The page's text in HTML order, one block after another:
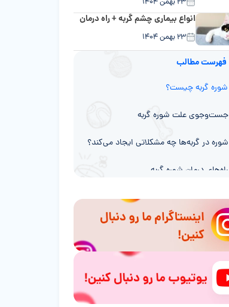
انواع بیماری چشم گربه + راه درمان
۲۳ بهمن ۱۴۰۴
فهرست مطالب
شوره گربه چیست؟
جست‌وجوی علت شوره گربه
شوره در گربه‌ها چه مشکلاتی ایجاد می‌کند؟
راه‌های درمان شوره گربه
شوره‌ی گربه چقدر توی خونه می‌مونه؟ اصلاً
از بین می‌ره؟
پیشگیری از شوره زدن پوست گربه
چه موقع شوره زدن پوست گربه نگران‌کننده
است؟